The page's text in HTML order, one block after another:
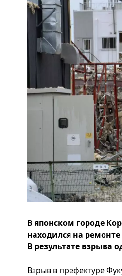
В японском городе
находился на
В результате взрыва
Взрыв в префектуре